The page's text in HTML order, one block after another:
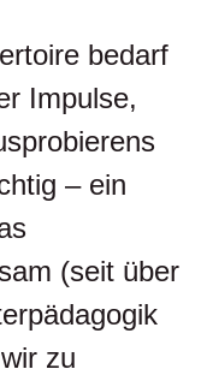
bedarf
Impulse,
– ein
(seit über
zu